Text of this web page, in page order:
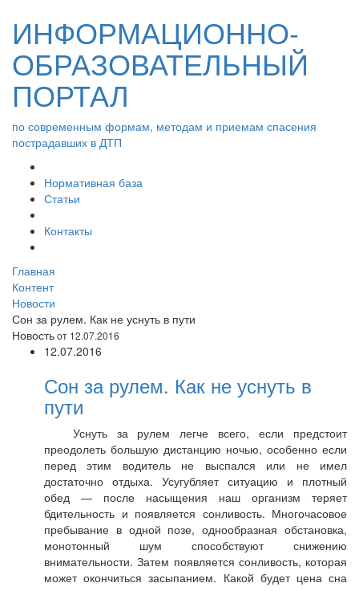
ИНФОРМАЦИОННО-
ОБРАЗОВАТЕЛЬНЫЙ
ПОРТАЛ
по современным формам, методам и приемам спасения
пострадавших в ДТП
Нормативная база
Статьи
Контакты
Главная
Контент
Новости
Сон за рулем. Как не уснуть в пути
Новостьот 12.07.2016
12.07.2016
Сон за рулем. Как не уснуть в
пути
Уснуть за рулем легче всего, если предстоит
преодолеть большую дистанцию ночью, особенно если
перед этим водитель не выспался или не имел
достаточно отдыха. Усугубляет ситуацию и плотный
обед — после насыщения наш организм теряет
бдительность и появляется сонливость. Многочасовое
пребывание в одной позе, однообразная обстановка,
монотонный шум способствуют снижению
внимательности. Затем появляется сонливость, которая
может окончиться засыпанием. Какой будет цена сна